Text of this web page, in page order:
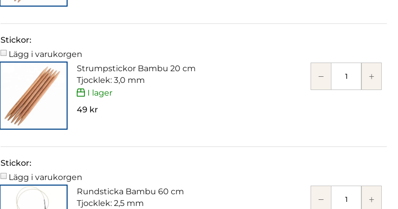
Stickor:
Lägg i varukorgen
Strumpstickor Bambu 20 cm
Tjocklek: 3,0 mm
I lager
49 kr
Stickor:
Lägg i varukorgen
Rundsticka Bambu 60 cm
Tjocklek: 2,5 mm